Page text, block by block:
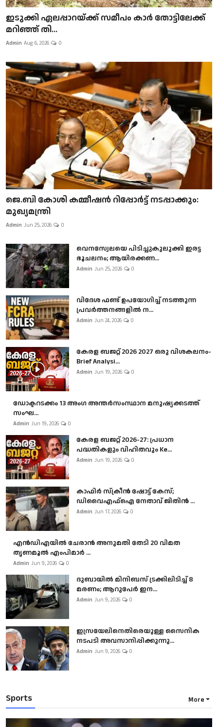
ഇടുക്കി ഏലപ്പാറയ്ക്ക് സമീപം കാർ തോട്ടിലേക്ക്
മറിഞ്ഞ് തി...
Admin Aug 6, 2026 0
ജെ.ബി കോശി കമ്മീഷൻ റിപ്പോർട്ട് നടപ്പാക്കും:
മുഖ്യമന്ത്രി
Admin Jun 25, 2026 0
വെനസ്വേലയെ പിടിച്ചുകുലുക്കി ഇരട്ട
ഭൂചലനം; ആയിരക്കണ...
Admin Jun 25, 2026 0
വിദേശ ഫണ്ട് ഉപയോഗിച്ച് നടത്തുന്ന
പ്രവർത്തനങ്ങളിൽ ന...
Admin Jun 24, 2026 0
കേരള ബജറ്റ് 2026 2027 ഒരു വിശകലനം-
Brief Analysi...
Admin Jun 19, 2026 0
ഡോക്ടറടക്കം 13 അംഗ അന്തർസംസ്ഥാന മനുഷ്യക്കടത്ത്
സംഘ...
Admin Jun 19, 2026 0
കേരള ബജറ്റ് 2026-27: പ്രധാന
പദ്ധതികളും വിഹിതവും Ke...
Admin Jun 19, 2026 0
കാഫിർ സ്‌ക്രീൻ ഷോട്ട് കേസ്;
ഡിവൈഎഫ്ഐ നേതാവ് ജിതിൻ ...
Admin Jun 17, 2026 0
എൻഡിഎയിൽ ചേരാൻ അനുമതി തേടി 20 വിമത
തൃണമൂൽ എംപിമാർ ...
Admin Jun 9, 2026 0
ദുബായിൽ മിനിബസ്​ ട്രക്കിലിടിച്ച് 8
മരണം; ആറുപേർ ഇന...
Admin Jun 9, 2026 0
ഇസ്രയേലിനെതിരെയുള്ള സൈനിക
നടപടി അവസാനിപ്പിക്കുന്നു...
Admin Jun 9, 2026 0
Sports More